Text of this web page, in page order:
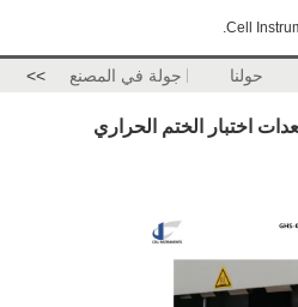
Cell
حولنا جولة في المصنع >>
اختبار الختم الحراري